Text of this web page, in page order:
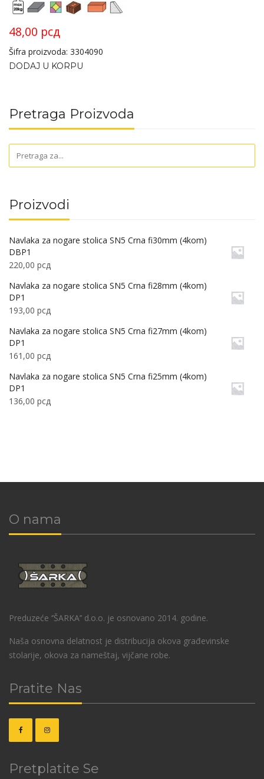
48,00 рсд
Šifra proizvoda: 3304090
DODAJ U KORPU
Pretraga Proizvoda
Proizvodi
Navlaka za nogare stolica SN5 Crna fi30mm (4kom)
DBP1
220,00 рсд
Navlaka za nogare stolica SN5 Crna fi28mm (4kom)
DP1
193,00 рсд
Navlaka za nogare stolica SN5 Crna fi27mm (4kom)
DP1
161,00 рсд
Navlaka za nogare stolica SN5 Crna fi25mm (4kom)
DP1
136,00 рсд
O nama
Preduzeće ‘’ŠARKA’’ d.o.o. je osnovano 2014. godine.
Naša osnovna delatnost je distribucija okova građevinske
stolarije, okova za nameštaj, vijčane robe.
Pratite Nas
Pretplatite Se